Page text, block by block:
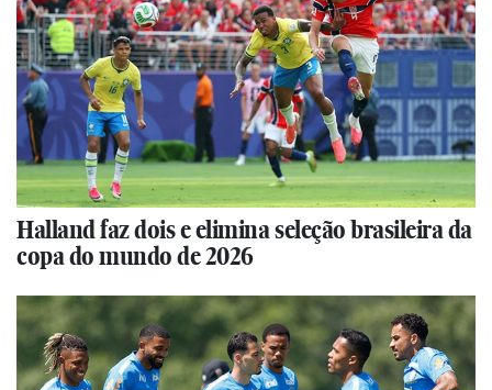
Halland faz dois e elimina seleção brasileira da
copa do mundo de 2026